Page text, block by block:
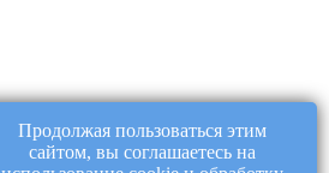
Продолжая пользоваться этим
сайтом, вы соглашаетесь на